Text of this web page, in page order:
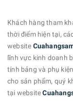
Khách hàng tham
thời điểm hiện tại,
website
lĩnh vực kinh doanh
tính bảng và phụ
cho sản phẩm, quý
tại website